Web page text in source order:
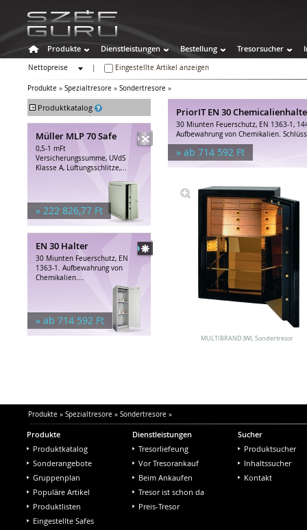
Produkte Dienstleistungen Bestellung Tresorsucher
Nettopreise
Eingestellte Artikel anzeigen
Produkte » Spezialtresore » Sondertresore »
+ Produktkatalog
Wertschutzschränke
Feuerschutztresore
Spezialtresore
Chemikalienhalter
Sondertresore
Wertfachanlagen
Hoteltresore
Sonstige Behälter
Tresor-Zubehör
Müller MLP 70 Safe
0,5-1 mFt
Versicherungssumme, UVdS
Klasse A, Lüftungsschlitze,...
» 222 826,77 Ft
EN 30 Halter
30 Miunten Feuerschutz, EN
1363-1. Aufbewahrung von
Chemikalien....
» ab 714 592 Ft
PriorIT EN 30
30 Miunten Feuerschutz, EN 1363-1,
Aufbewahrung von Chemikalien.
» ab 714 592 Ft
MULTIBRAND JWL Sondertresor
Produkte » Spezialtresore » Sondertresore »
Produkte
Produktkatalog
Sonderangebote
Gruppenplan
Populäre Artikel
Produktlisten
Eingestellte Safes
Dienstleistungen
Tresorliefeung
Vor Tresorankauf
Beim Ankaufen
Tresor ist schon da
Preis-Tresor
Sucher
Produktsucher
Inhaltssucher
Kontakt